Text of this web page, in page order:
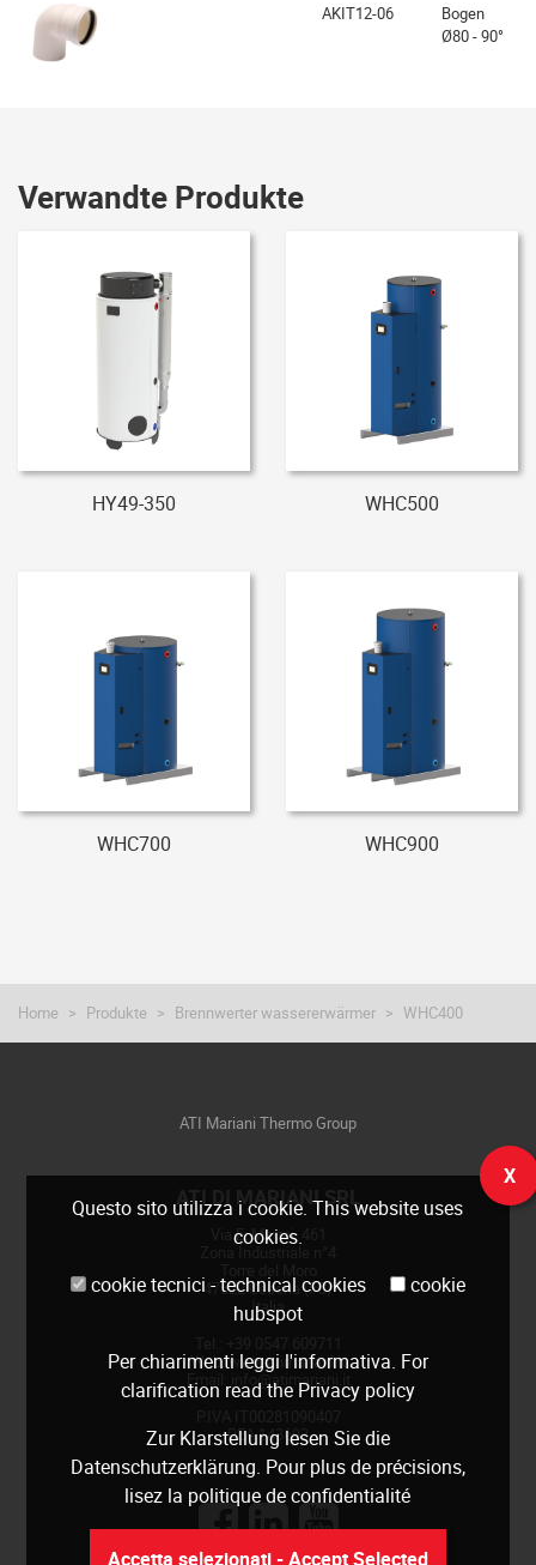
Questo sito utilizza i cookie. This website uses
cookies.
cookie tecnici - technical cookies
cookie
hubspot
Per chiarimenti leggi l'informativa. For
clarification read the Privacy policy
Zur Klarstellung lesen Sie die
Datenschutzerklärung. Pour plus de précisions,
lisez la politique de confidentialité
Accetta selezionati - Accept Selected
X
AKIT12-06
Bogen
Ø80 - 90°
Verwandte Produkte
HY49-350 WHC500
WHC700 WHC900
Home Produkte Brennwerter wassererwärmer WHC400
ATI Mariani Thermo Group
ATI DI MARIANI SRL
Via E. Mattei, 461
47522 Cesena (FC)
Italia
Web:www.atimariani.it
Email: info@atimariani.it
REA 143693